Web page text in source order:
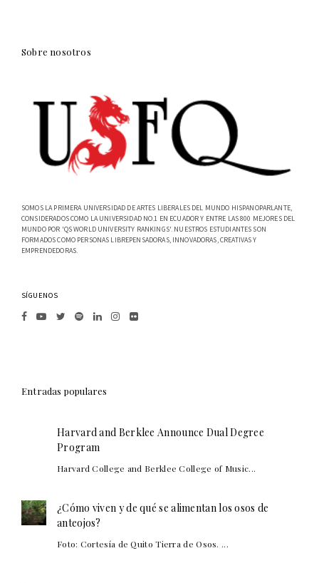
Sobre nosotros
SOMOS LA PRIMERA UNIVERSIDAD DE ARTES LIBERALES DEL MUNDO HISPANOPARLANTE,
CONSIDERADOS COMO LA UNIVERSIDAD NO.1 EN ECUADOR Y ENTRE LAS 800 MEJORES DEL
MUNDO POR 'QS WORLD UNIVERSITY RANKINGS'. NUESTROS ESTUDIANTES SON
FORMADOS COMO PERSONAS LIBREPENSADORAS, INNOVADORAS, CREATIVAS Y
EMPRENDEDORAS.
SÍGUENOS
Entradas populares
Harvard and Berklee Announce Dual Degree
Program
Harvard College and Berklee College of Music...
¿Cómo viven y de qué se alimentan los osos de
anteojos?
Foto: Cortesía de Quito Tierra de Osos. ...